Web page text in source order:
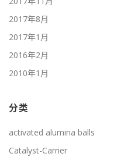
2017年8月
2017年1月
2016年2月
2010年1月
分类
activated alumina balls
Catalyst-Carrier